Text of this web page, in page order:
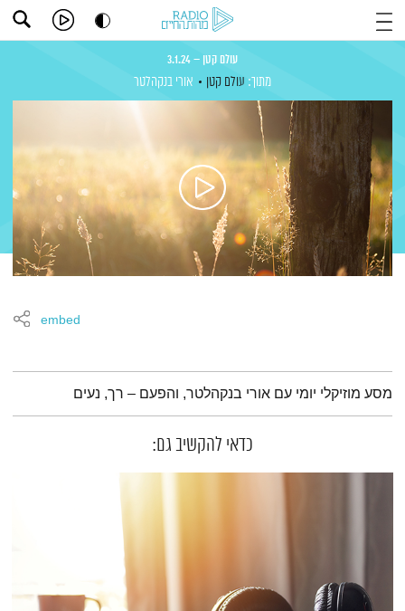
עולם קטן – 3.1.24
מתוך: עולם קטן אורי בנקהלטר
embed
תמצית הפודקאסט
מסע מוזיקלי יומי עם אורי בנקהלטר, והפעם – רך, נעים
כדאי להקשיב גם: